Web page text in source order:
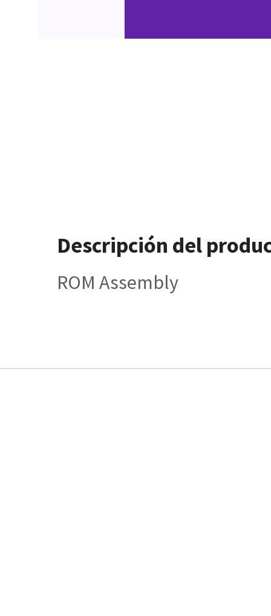
Descripción del
ROM Assembly